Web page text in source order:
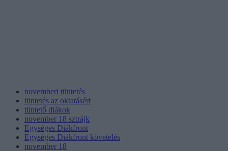
novemberi tüntetés
tüntetés az oktatásért
tüntető diákok
november 18 sztrájk
Egységes Diákfront
Egységes Diákfront követelés
november 18